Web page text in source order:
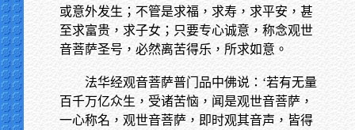
或意外发生；不管是求福，求寿，求平安，甚
至求富贵，求子女；只要专心诚意，称念观世
音菩萨圣号，必然离苦得乐，所求如意。
法华经观音菩萨普门品中佛说：‘若有无量
百千万亿众生，受诸苦恼，闻是观世音菩萨，
一心称名，观世音菩萨，即时观其音声，皆得